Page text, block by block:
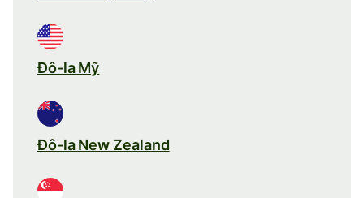
Đô-la Mỹ
Đô-la New Zealand